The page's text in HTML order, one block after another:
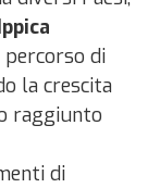
di
la crescita
raggiunto
di